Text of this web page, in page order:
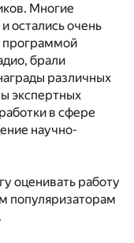
Многие
остались очень
программой
брали
различных
экспертных
в сфере
научно-
оценивать работу
популяризаторам